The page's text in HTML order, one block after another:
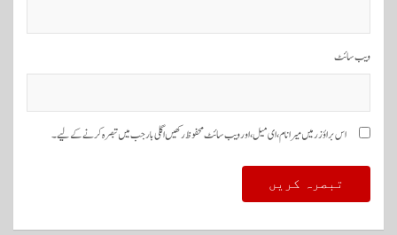
ویب‌ سائٹ
اس براؤزر میں میرا نام، ای میل، اور ویب سائٹ محفوظ رکھیں اگلی بار جب میں تبصرہ کرنے کےلیے۔